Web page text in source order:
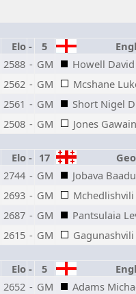
Elo - 5
2588 - GM
Howell
2562 - GM
Mcshane
2561 - GM
Short Nigel D
2508 - GM
Jones
Elo - 17
2744 - GM
Jobava
2693 - GM
2687 - GM
Pantsulaia
2615 - GM
Elo - 5
2652 - GM
Adams